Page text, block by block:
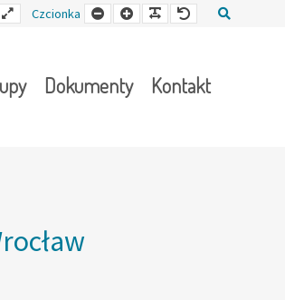
Wide
layout
Czcionka Mniejsza
czcionka
CzcionkaCzcionkaCzcionka
Dokumenty Kontakt